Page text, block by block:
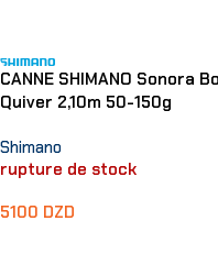
CANNE SHIMANO Sonora
Quiver 2,10m 50-150g
Shimano
rupture de stock
5100 DZD